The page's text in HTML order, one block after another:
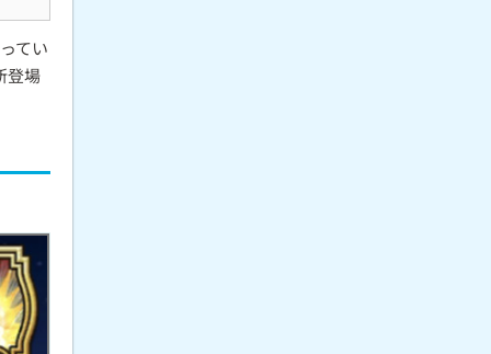
てい
登場